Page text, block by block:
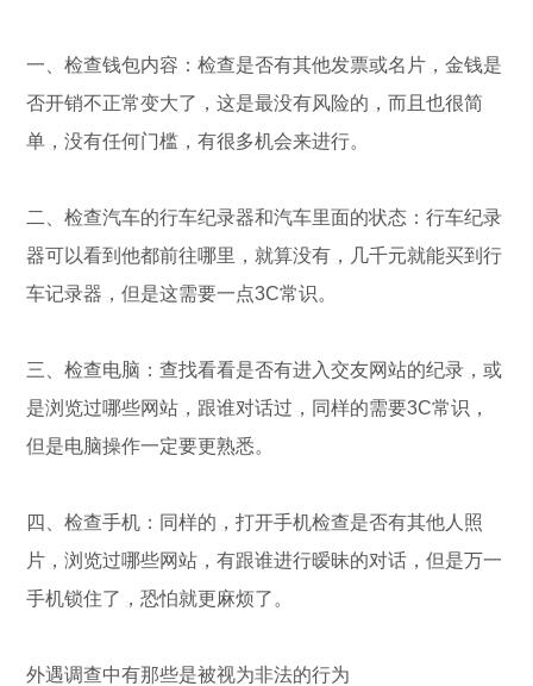
一、检查钱包内容：检查是否有其他发票或名片，金钱是
否开销不正常变大了，这是最没有风险的，而且也很简
单，没有任何门槛，有很多机会来进行。
二、检查汽车的行车纪录器和汽车里面的状态：行车纪录
器可以看到他都前往哪里，就算没有，几千元就能买到行
车记录器，但是这需要一点3C常识。
三、检查电脑：查找看看是否有进入交友网站的纪录，或
是浏览过哪些网站，跟谁对话过，同样的需要3C常识，
但是电脑操作一定要更熟悉。
四、检查手机：同样的，打开手机检查是否有其他人照
片，浏览过哪些网站，有跟谁进行暧昧的对话，但是万一
手机锁住了，恐怕就更麻烦了。
外遇调查中有那些是被视为非法的行为